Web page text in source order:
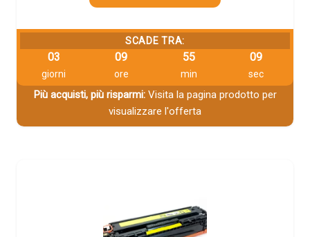
SCADE TRA:
03
giorni
09
ore
55
min
09
sec
Più acquisti, più risparmi:Visita la pagina prodotto per
visualizzare l'offerta